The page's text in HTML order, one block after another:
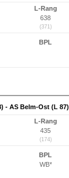
L-Rang
638
(371)
BPL
- AS Belm-Ost (L 87)
L-Rang
435
(174)
BPL
WB*